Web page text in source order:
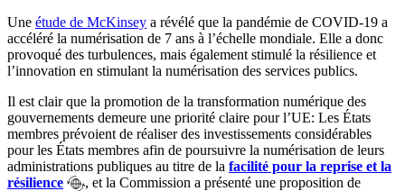
Une étude de McKinsey a révélé que la pandémie de COVID-19 a
accéléré la numérisation de 7 ans à l’échelle mondiale. Elle a donc
provoqué des turbulences, mais également stimulé la résilience et
l’innovation en stimulant la numérisation des services publics.
Il est clair que la promotion de la transformation numérique des
gouvernements demeure une priorité claire pour l’UE: Les États
membres prévoient de réaliser des investissements considérables
pour les États membres afin de poursuivre la numérisation de leurs
administrations publiques au titre de la facilité pour la reprise et la
résilience
, et la Commission a présenté une proposition de